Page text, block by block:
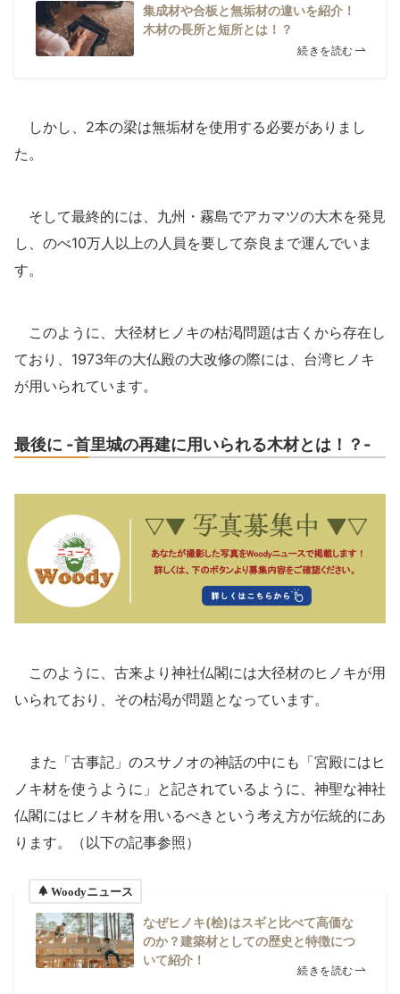
集成材や合板と無垢材の違いを紹介！
木材の長所と短所とは！？
続きを読む
しかし、2本の梁は無垢材を使用する必要がありまし
た。
そして最終的には、九州・霧島でアカマツの大木を発見
し、のべ10万人以上の人員を要して奈良まで運んでいま
す。
このように、大径材ヒノキの枯渇問題は古くから存在し
ており、1973年の大仏殿の大改修の際には、台湾ヒノキ
が用いられています。
最後に -首里城の再建に用いられる木材とは！？-
このように、古来より神社仏閣には大径材のヒノキが用
いられており、その枯渇が問題となっています。
また「古事記」のスサノオの神話の中にも「宮殿にはヒ
ノキ材を使うように」と記されているように、神聖な神社
仏閣にはヒノキ材を用いるべきという考え方が伝統的にあ
ります。（以下の記事参照）
Woodyニュース
なぜヒノキ(桧)はスギと比べて高価な
のか？建築材としての歴史と特徴につ
いて紹介！
続きを読む